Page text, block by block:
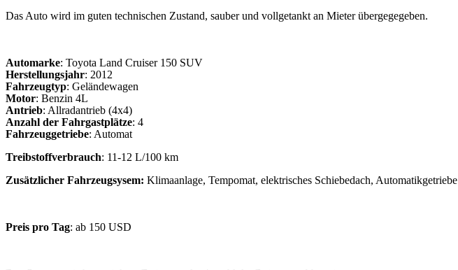
Das Auto wird im guten technischen Zustand, sauber und vollgetankt an Mieter übergegegeben.
Automarke: Toyota Land Cruiser 150 SUV
Herstellungsjahr: 2012
Fahrzeugtyp: Geländewagen
Motor: Benzin 4L
Antrieb: Allradantrieb (4x4)
Anzahl der Fahrgastplätze: 4
Fahrzeuggetriebe: Automat
Treibstoffverbrauch: 11-12 L/100 km
Zusätzlicher Fahrzeugsysem: Klimaanlage, Tempomat, elektrisches Schiebedach, Automatikgetriebe
Preis pro Tag: ab 150 USD